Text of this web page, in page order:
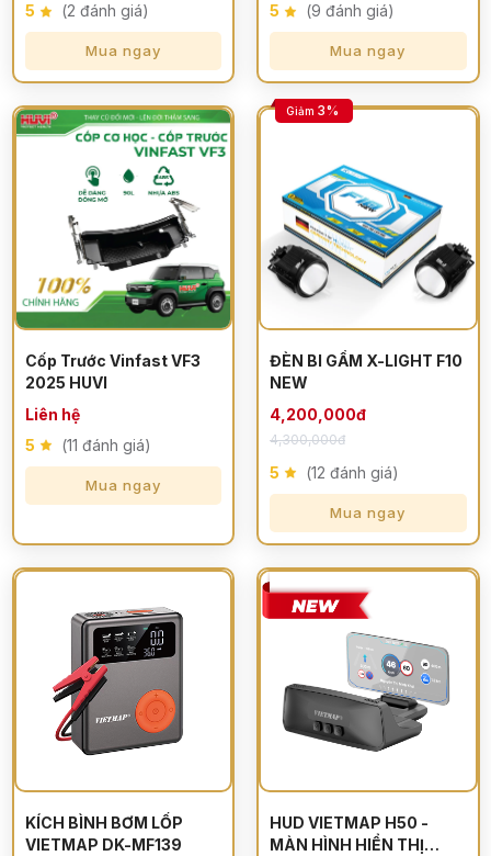
5 (2 đánh giá)
Mua ngay
5 (9 đánh giá)
Mua ngay
Cốp Trước Vinfast VF3
2025 HUVI
Liên hệ
5
(11 đánh giá)
Mua ngay
Giảm 3%
ĐÈN BI GẦM X-LIGHT F10
NEW
4,200,000đ
4,300,000đ
5 (12 đánh giá)
Mua ngay
KÍCH BÌNH BƠM LỐP
VIETMAP DK-MF139
HUD VIETMAP H50 -
MÀN HÌNH HIỂN THỊ